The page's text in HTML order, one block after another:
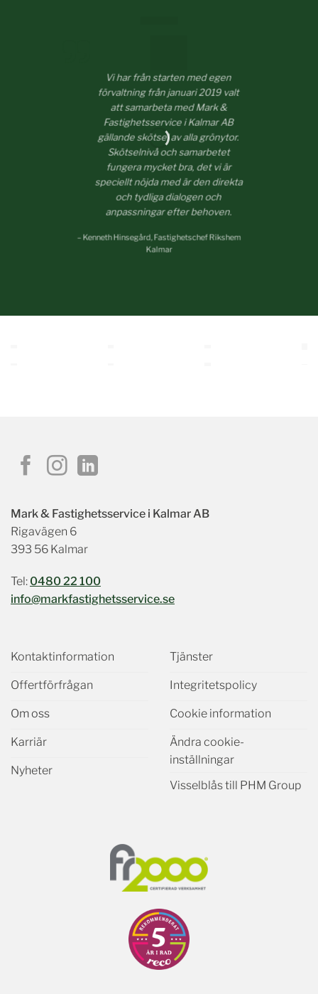
Vi har från starten med egen
förvaltning från januari 2019 valt
att samarbeta med Mark &
Fastighetsservice i Kalmar AB
gällande skötsel av alla grönytor.
Skötselnivå och samarbetet
fungera mycket bra, det vi är
speciellt nöjda med är den direkta
och tydliga dialogen och
anpassningar efter behoven.
– Kenneth Hinsegård, Fastighetschef Rikshem
Kalmar
Mark & Fastighetsservice i Kalmar AB
Rigavägen 6
393 56 Kalmar
Tel: 0480 22 100
info@markfastighetsservice.se
Kontaktinformation
Offertförfrågan
Om oss
Karriär
Nyheter
Tjänster
Integritetspolicy
Cookie information
Ändra cookie-
inställningar
Visselblås till PHM Group